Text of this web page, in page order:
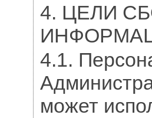
4. ЦЕЛИ
4.1.
может